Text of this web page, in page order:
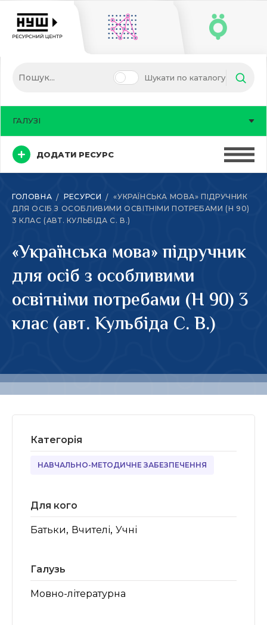
Шукати по каталогу
ДОДАТИ РЕСУРС
ГАЛУЗІ
ГОЛОВНА РЕСУРСИ
«УКРАЇНСЬКА МОВА» ПІДРУЧНИК
ДЛЯ ОСІБ З ОСОБЛИВИМИ ОСВІТНІМИ ПОТРЕБАМИ (Н 90)
3 КЛАС (АВТ. КУЛЬБІДА С. В.)
«Українська мова» підручник
для осіб з особливими
освітніми потребами (Н 90) 3
клас (авт. Кульбіда С. В.)
Категорія
НАВЧАЛЬНО-МЕТОДИЧНЕ ЗАБЕЗПЕЧЕННЯ
Для кого
Батьки, Вчителі, Учні
Галузь
Мовно-літературна